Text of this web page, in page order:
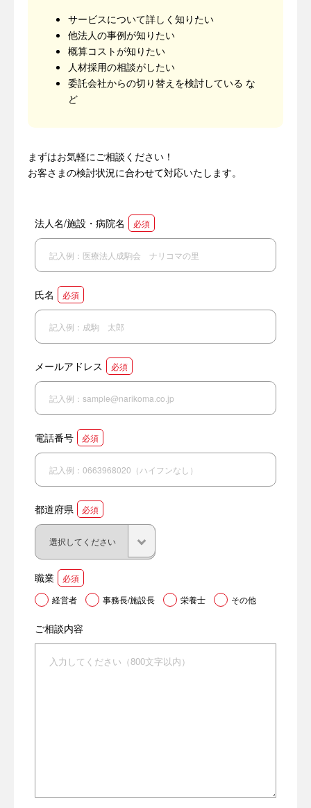
サービスについて詳しく知りたい
他法人の事例が知りたい
概算コストが知りたい
人材採用の相談がしたい
委託会社からの切り替えを検討している な
ど
まずはお気軽にご相談ください！
お客さまの検討状況に合わせて対応いたします。
法人名/施設・病院名 必須
氏名 必須
メールアドレス 必須
電話番号 必須
都道府県 必須
職業
必須
経営者
事務長/施設長 栄養士 その他
ご相談内容